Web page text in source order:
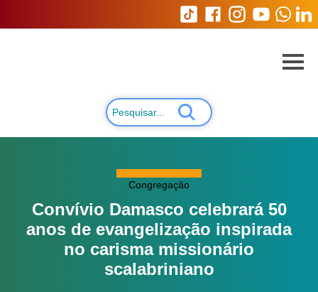
Congregação
Convívio Damasco celebrará 50
anos de evangelização inspirada
no carisma missionário
scalabriniano